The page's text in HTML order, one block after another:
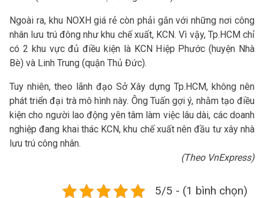
Ngoài ra, khu NOXH giá rẻ còn phải gắn với những nơi công
nhân lưu trú đông như khu chế xuất, KCN. Vì vậy, Tp.HCM chỉ
có 2 khu vực đủ điều kiện là KCN Hiệp Phước (huyện Nhà
Bè) và Linh Trung (quận Thủ Đức).
Tuy nhiên, theo lãnh đạo Sở Xây dựng Tp.HCM, không nên
phát triển đại trà mô hình này. Ông Tuấn gợi ý, nhằm tạo điều
kiện cho người lao động yên tâm làm việc lâu dài, các doanh
nghiệp đang khai thác KCN, khu chế xuất nên đầu tư xây nhà
lưu trú công nhân.
(Theo VnExpress)
5/5 - (1 bình chọn)